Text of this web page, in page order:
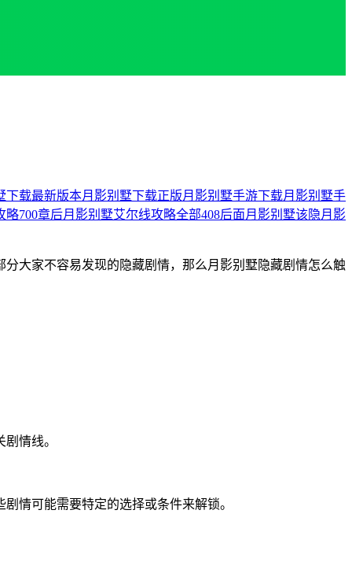
下载最新版本月影别墅下载正版月影别墅手游下载月影别墅手
略700章后月影别墅艾尔线攻略全部408后面月影别墅该隐月影
大家不容易发现的隐藏剧情，那么月影别墅隐藏剧情怎么触
情线。
情可能需要特定的选择或条件来解锁。